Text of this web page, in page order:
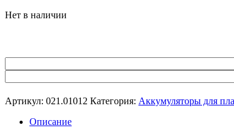
Нет в наличии
Артикул: 021.01012 Категория: Аккумуляторы для
Описание